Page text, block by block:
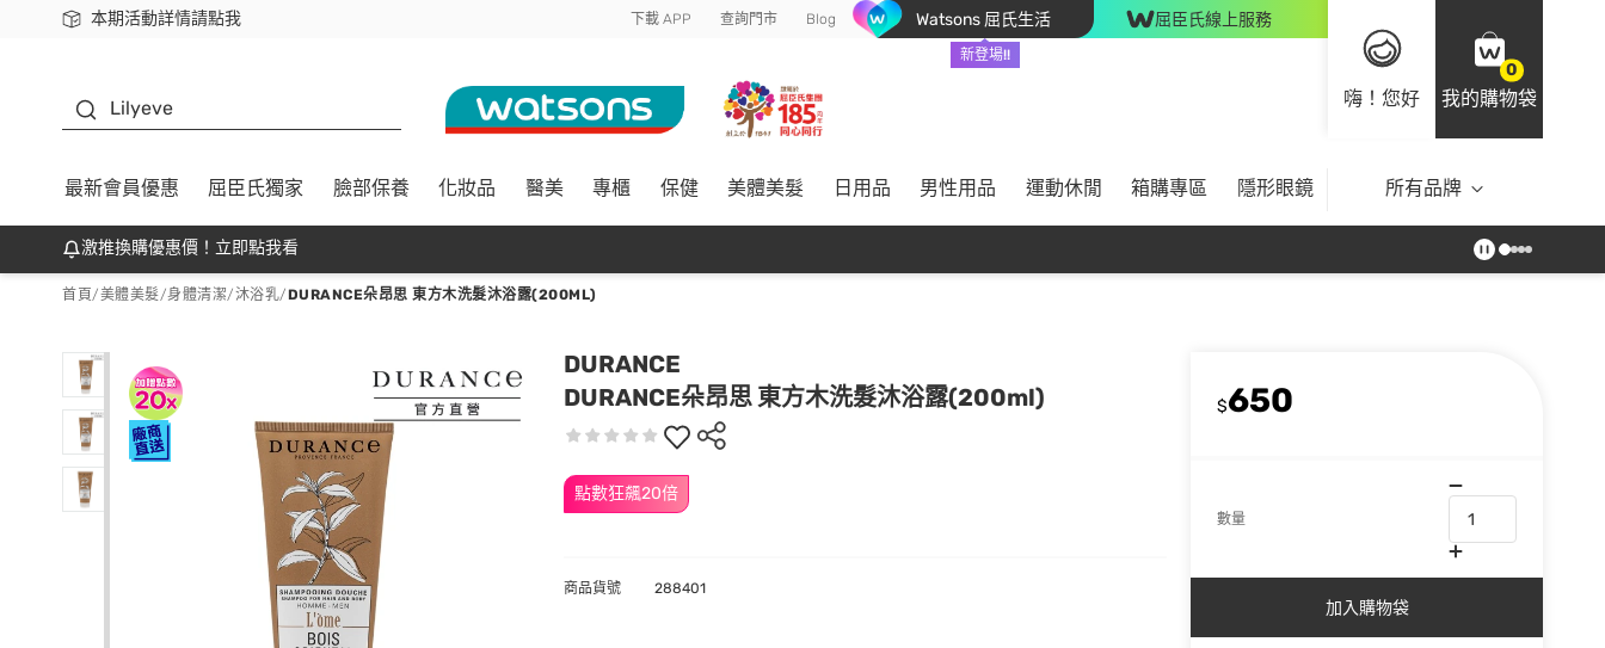
本期活動詳情請點我
下載app最高回饋$350 下載 APP 查詢門市 Blog Watsons 屈氏生活
新登場!!
屈臣氏線上服務
嗨！您好
0
我的購物袋
Lilyeve
最新會員優惠 屈臣氏獨家 臉部保養 化妝品 醫美 專櫃 保健 美體美髮 日用品 男性用品 運動休閒 箱購專區 隱形眼鏡 所有品牌
激推換購優惠價！立即點我看
首頁/美體美髮/身體清潔/沐浴乳/DURANCE朵昂思 東方木洗髮沐浴露(200ML)
DURANCE
DURANCE朵昂思 東方木洗髮沐浴露(200ml)
點數狂飆20倍
$650
數量
加入購物袋
商品貨號 288401